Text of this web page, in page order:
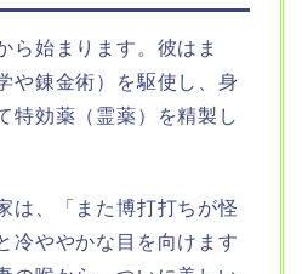
ら始まります。彼はま
や錬金術）を駆使し、身
特効薬（霊薬）を精製し
は、「また博打打ちが怪
冷ややかな目を向けます